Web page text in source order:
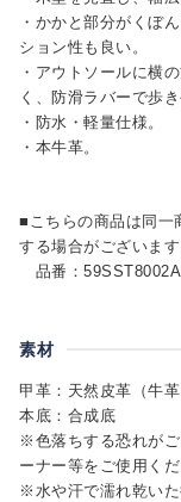
・かかと部分がくぼ
ション性も良い。
・アウトソールに横
く、防滑ラバーで歩き
・防水・軽量仕様。
・本牛革。
■こちらの商品は同一
する場合がございます
品番：
素材
甲革：天然皮革（牛革
本底：合成底
※色落ちする恐れが
ーナー等をご使用くだ
※水や汗で濡れ乾い